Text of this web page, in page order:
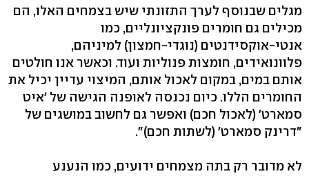
מגלים שבנוסף לערך התזונתי שיש בצמחים האלו, הם
מכילים גם חומרים פונקציונליים, כמו
אנטי-אוקסידנטים (נוגדי-חמצון) למיניהם,
פלוונואידים, חומצות פנוליות ועוד. וכאשר אנו חולטים
אותם במים, במקום לאכול אותם, המיצוי עדיין יכיל את
החומרים הללו. כיום נכנסה לאופנה הגישה של 'איט
סמארט' (לאכול חכם) ואפשר גם לחשוב במושגים של
"דרינק סמארט' (לשתות חכם)".
לא מדובר רק בתה מצמחים ידועים, כמו הנענע